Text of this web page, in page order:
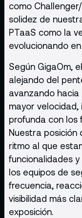
como
solidez de
PTaaS como la
evolucionando
Según GigaOm,
alejando del
avanzando
mayor
profunda con los
Nuestra posición
ritmo al que
funcionalidades
los equipos de
frecuencia,
visibilidad más
exposición.